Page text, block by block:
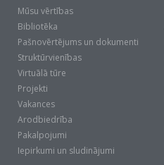
Mūsu vērtības
Bibliotēka
Pašnovērtējums un dokumenti
Struktūrvienības
Virtuālā tūre
Projekti
Vakances
Arodbiedrība
Pakalpojumi
Iepirkumi un sludinājumi